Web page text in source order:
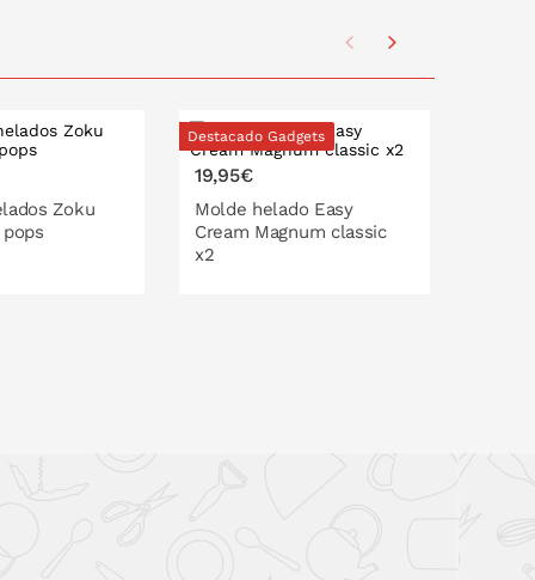
Zoku
Destacado Gadgets
19,95€
Molde helado Easy
Cream Magnum classic
x2